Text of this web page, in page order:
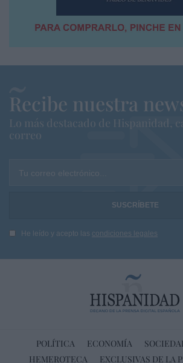
Recibe nuestra
Lo más destacado de Hispanidad,
correo
Tu correo electrónico...
He leído y acepto las condiciones legales
POLÍTICA ECONOMÍA
HEMEROTECA
EXCLUSIVAS DE LA